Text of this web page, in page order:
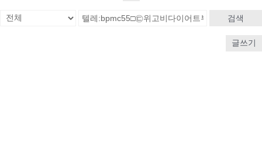
검색
글쓰기